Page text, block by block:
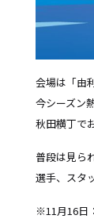
会場は「由
今シーズン
秋田横丁で
普段は見ら
選手、スタ
※11月16日